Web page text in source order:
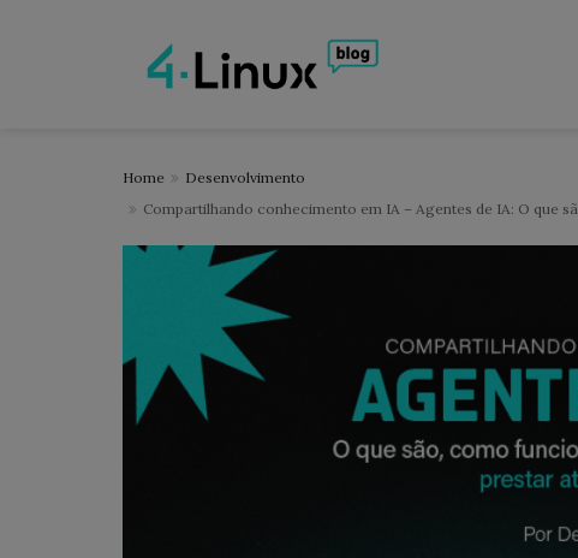
Home
Desenvolvimento
Compartilhando conhecimento em IA – Agentes de IA: O que